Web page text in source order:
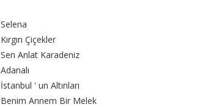
Selena
Kırgın Çiçekler
Sen Anlat Karadeniz
Adanalı
İstanbul ' un Altınları
Benim Annem Bir Melek